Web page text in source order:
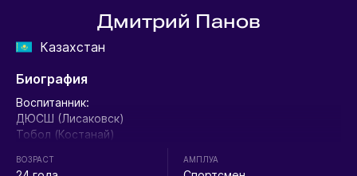
Дмитрий Панов
Казахстан
Биография
Воспитанник:
ДЮСШ (Лисаковск)
Тобол (Костанай)
ВОЗРАСТ АМПЛУА